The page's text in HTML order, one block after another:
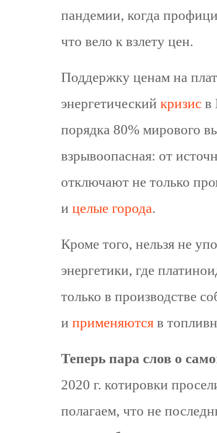
пандемии, когда
что вело к взлету цен.
Поддержку ценам на
энергетический кризис в
порядка 80% мирового
взрывоопасная: от
отключают не только
и целые города.
Кроме того, нельзя не
энергетики, где
только в производстве
и применяются в
Теперь пара слов о
2020 г. котировки
полагаем, что не